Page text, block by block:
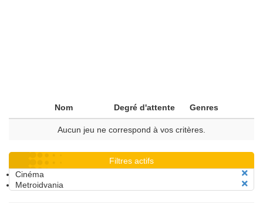
Nom Degré d'attente Genres
Aucun jeu ne correspond à vos critères.
Filtres actifs
Cinéma
Metroidvania